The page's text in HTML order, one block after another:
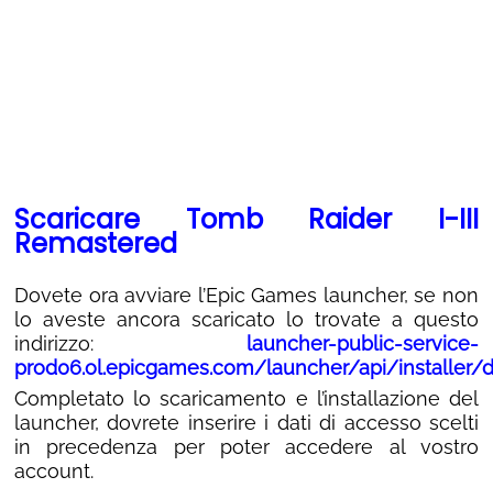
Scaricare Tomb Raider I-III
Remastered
Dovete ora avviare l’Epic Games launcher, se non
lo aveste ancora scaricato lo trovate a questo
indirizzo: launcher-public-service-
prod06.ol.epicgames.com/launcher/api/installer/
Completato lo scaricamento e l’installazione del
launcher, dovrete inserire i dati di accesso scelti
in precedenza per poter accedere al vostro
account.